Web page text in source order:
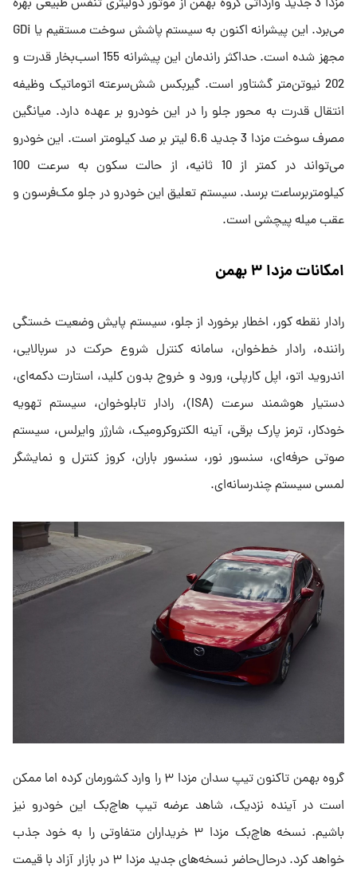
مزدا 3 جدید وارداتی گروه بهمن از موتور دولیتری تنفس طبیعی بهره
می‌برد. این پیشرانه اکنون به سیستم پاشش سوخت مستقیم یا GDi
مجهز شده است. حداکثر راندمان این پیشرانه 155 اسب‌بخار قدرت و
202 نیوتن‌متر گشتاور است. گیربکس شش‌سرعته اتوماتیک وظیفه
انتقال قدرت به محور جلو را در این خودرو بر عهده دارد. میانگین
مصرف سوخت مزدا 3 جدید 6.6 لیتر بر صد کیلومتر است. این خودرو
می‌تواند در کمتر از 10 ثانیه،‌ از حالت سکون به سرعت 100
کیلومتربرساعت برسد. سیستم تعلیق این خودرو در جلو مک‌فرسون و
عقب میله پیچشی است.
امکانات مزدا ۳ بهمن
رادار نقطه کور، اخطار برخورد از جلو، سیستم پایش وضعیت خستگی
راننده، رادار خط‌خوان، سامانه کنترل شروع حرکت در سربالایی،
اندروید اتو، اپل کارپلی، ورود و خروج بدون کلید، استارت دکمه‌ای،
دستیار هوشمند سرعت (ISA)، رادار تابلوخوان، سیستم تهویه
خودکار، ترمز پارک برقی، آینه الکتروکرومیک، شارژر وایرلس، سیستم
صوتی حرفه‌ای، سنسور نور، سنسور باران، کروز کنترل و نمایشگر
لمسی سیستم چندرسانه‌ای.
گروه بهمن تاکنون تیپ سدان مزدا ۳ را وارد کشورمان کرده اما ممکن
است در آینده نزدیک، شاهد عرضه تیپ هاچ‌بک این خودرو نیز
باشیم. نسخه هاچ‌بک مزدا ۳ خریداران متفاوتی را به خود جذب
خواهد کرد. درحال‌حاضر نسخه‌های جدید مزدا ۳ در بازار آزاد با قیمت